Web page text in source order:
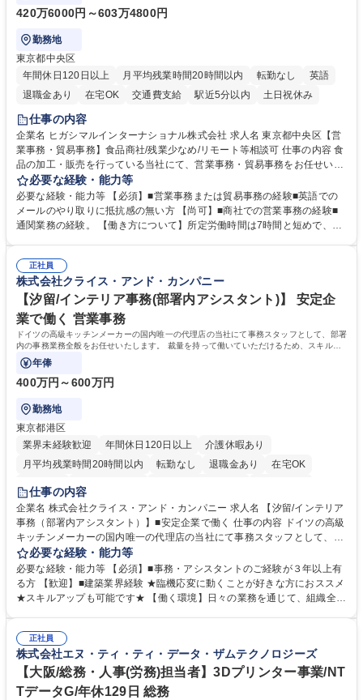
420万6000円～603万4800円
勤務地
東京都中央区
年間休日120日以上
月平均残業時間20時間以内 転勤なし
英語
退職金あり
在宅OK 交通費支給 駅近5分以内 土日祝休み
仕事の内容
企業名 ヒガシマルインターナショナル株式会社 求人名 東京都中央区【営
業事務・貿易事務】食品商社/残業少なめ/リモート等相談可 仕事の内容 食
品の加工・販売を行っている当社にて、営業事務・貿易事務をお任せいた
します。営業社員のサポートポジションとして、受発注から海外工場との
調整まで幅広く対応し、当社事業の根幹を支えていただきます。 ■受発注
業務、請求書発行 ■海外工場とのスケジュール調整 ■在庫管理 ■輸入書類
の確認・作成 ■配送手配 ■通関業者を通して行う輸出入業全般 ■倉庫との
ルプロデュースしているため、商品に関わる全ての業務をサポート頂きま
す。 募集職種 東京都中央区【営業事務・貿易事務】食品商社/残業少なめ/
リモート等相談可
必要な経験・能力等
必要な経験・能力等 【必須】■営業事務または貿易事務の経験■英語での
メールのやり取りに抵抗感の無い方 【尚可】■商社での営業事務の経験■
通関業務の経験。 【働き方について】所定労働時間は7時間と短めで、残
の強み】1991年の設立以来、外食産業を中心としたお客様の多様なニー
ズに沿った冷凍水産物等の生産・輸入・販売を一貫して手掛けています。
自社工場と海外拠点の強固な連携によるワンストップサービスが最大の強
みです。 学歴・資格 学歴：大学院 大学 語学力：英語 資格：
正社員
株式会社クライス・アンド・カンパニー
【汐留/インテリア事務(部署内アシスタント)】 安定企
業で働く 営業事務
ドイツの高級キッチンメーカーの国内唯一の代理店の当社にて事務スタッフとして、部署
内の事務業務全般をお任せいたします。 裁量を持って働いていただけるため、スキルア
ップも可能です。
年俸
400万円～600万円
勤務地
東京都港区
業界未経験歓迎
年間休日120日以上
介護休暇あり
月平均残業時間20時間以内
転勤なし 退職金あり
在宅OK
育休あり
完全週休2日制
駅近5分以内
土日祝休み
仕事の内容
企業名 株式会社クライス・アンド・カンパニー 求人名 【汐留/インテリア
事務（部署内アシスタント）】■安定企業で働く 仕事の内容 ドイツの高級
キッチンメーカーの国内唯一の代理店の当社にて事務スタッフとして、部
署内の事務業務全般をお任せいたします。 裁量を持って働いていただける
ため、スキルアップも可能です。 【部署内の事務業務全般】 ■サンプルの
仕分け・整理 ■電話応対 ■書類作成（会議資料、お客様宛請求書、支払書
類を取りまとめて経理へ提出等） ■ショールームアテンド・運営・予約業
インテリア事務（部署内アシスタント）】■安定企業で働く
必要な経験・能力等
必要な経験・能力等 【必須】■事務・アシスタントのご経験が３年以上有
る方 【歓迎】■建築業界経験 ★臨機応変に動くことが好きな方におススメ
★スキルアップも可能です★ 【働く環境】日々の業務を通じて、組織全体
ームとの協力や新しいアイデアを活かす場もあり、やりがいを感じながら
働けます。 【歓迎】 ■インテリアの業界のご経験が有る方■PCの作業に慣
れている方 学歴・資格 学歴：大学院 大学 高専 短大 専修学校 語学力： 資
格：
正社員
株式会社エヌ・ティ・ティ・データ・ザムテクノロジーズ
【大阪/総務・人事(労務)担当者】3Dプリンター事業/NT
TデータG/年休129日 総務